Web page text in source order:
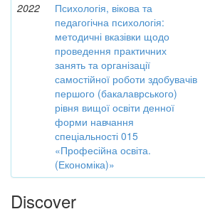
2022
Психологія, вікова та
педагогічна психологія:
методичні вказівки щодо
проведення практичних
занять та організації
самостійної роботи здобувачів
першого (бакалаврського)
рівня вищої освіти денної
форми навчання
спеціальності 015
«Професійна освіта.
(Економіка)»
Discover